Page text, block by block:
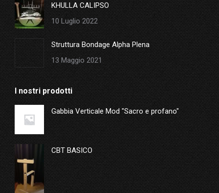
KHULLA CALIPSO
10 Luglio 2022
Struttura Bondage Alpha Plena
13 Maggio 2021
I nostri prodotti
Gabbia Verticale Mod "Sacro e profano"
CBT BASICO